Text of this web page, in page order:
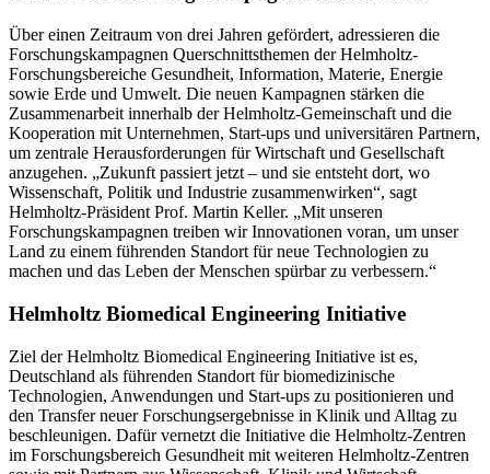
Über einen Zeitraum von drei Jahren gefördert, adressieren die
Forschungskampagnen Querschnittsthemen der Helmholtz-
Forschungsbereiche Gesundheit, Information, Materie, Energie
sowie Erde und Umwelt. Die neuen Kampagnen stärken die
Zusammenarbeit innerhalb der Helmholtz-Gemeinschaft und die
Kooperation mit Unternehmen, Start-ups und universitären Partnern,
um zentrale Herausforderungen für Wirtschaft und Gesellschaft
anzugehen. „Zukunft passiert jetzt – und sie entsteht dort, wo
Wissenschaft, Politik und Industrie zusammenwirken“, sagt
Helmholtz-Präsident Prof. Martin Keller. „Mit unseren
Forschungskampagnen treiben wir Innovationen voran, um unser
Land zu einem führenden Standort für neue Technologien zu
machen und das Leben der Menschen spürbar zu verbessern.“
Helmholtz Biomedical Engineering Initiative
Ziel der Helmholtz Biomedical Engineering Initiative ist es,
Deutschland als führenden Standort für biomedizinische
Technologien, Anwendungen und Start-ups zu positionieren und
den Transfer neuer Forschungsergebnisse in Klinik und Alltag zu
beschleunigen. Dafür vernetzt die Initiative die Helmholtz-Zentren
im Forschungsbereich Gesundheit mit weiteren Helmholtz-Zentren